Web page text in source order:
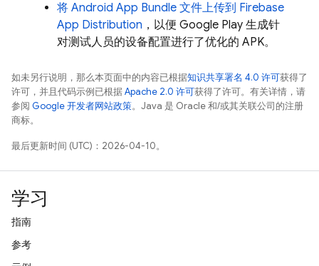
将 Android App Bundle 文件上传到 Firebase
App Distribution ，以便 Google Play 生成针
对测试人员的设备配置进行了优化的 APK。
如未另行说明，那么本页面中的内容已根据知识共享署名 4.0 许可获得了
许可，并且代码示例已根据Apache 2.0 许可获得了许可。有关详情，请
参阅 Google 开发者网站政策。Java 是 Oracle 和/或其关联公司的注册
商标。
最后更新时间 (UTC)：2026-04-10。
学习
指南
参考